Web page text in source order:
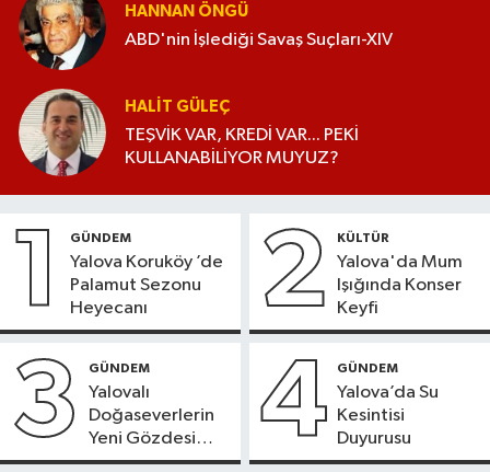
HANNAN ÖNGÜ
ABD'nin İşlediği Savaş Suçları-XIV
HALIT GÜLEÇ
TEŞVİK VAR, KREDİ VAR... PEKİ
KULLANABİLİYOR MUYUZ?
1 GÜNDEM
Yalova Koruköy ’de
Palamut Sezonu
Heyecanı
2 KÜLTÜR
Yalova'da Mum
Işığında Konser
Keyfi
3 GÜNDEM
Yalovalı
Doğaseverlerin
Yeni Gözdesi
Bolu'daki Meyve
4 GÜNDEM
Yalova’da Su
Kesintisi
Duyurusu